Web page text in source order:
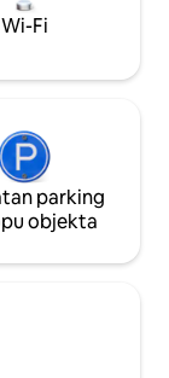
Wi-Fi
parking
objekta